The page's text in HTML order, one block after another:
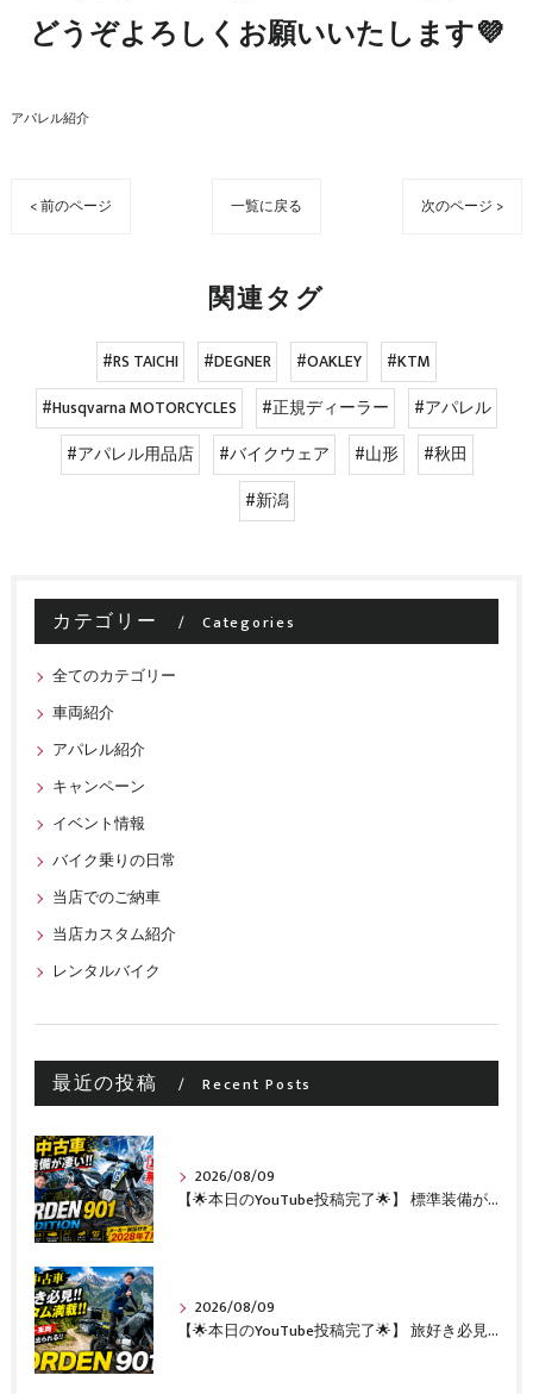
どうぞよろしくお願いいたします💜
アパレル紹介
< 前のページ 一覧に戻る 次のページ >
関連タグ
#RS TAICHI #DEGNER #OAKLEY
#KTM
#Husqvarna MOTORCYCLES
#正規ディーラー
#アパレル
#アパレル用品店
#バイクウェア #山形
#秋田
#新潟
カテゴリー Categories
全てのカテゴリー
車両紹介
アパレル紹介
キャンペーン
イベント情報
バイク乗りの日常
当店でのご納車
当店カスタム紹介
レンタルバイク
最近の投稿 Recent Posts
2026/08/09
【🌟本日のYouTube投稿完了🌟】 標準装備が凄い!!1オーナー・無転倒の極上中古車🔥 「NORDEN 901 EXPEDITION」が入荷いたしました✨ 【Husqvarna Motorcycles山形】
2026/08/09
【🌟本日のYouTube投稿完了🌟】 旅好き必見🔥!!カスタム満載の極上中古車！ 「NORDEN 901」が入荷いたしました✨【Husqvarna Motorcycles山形】